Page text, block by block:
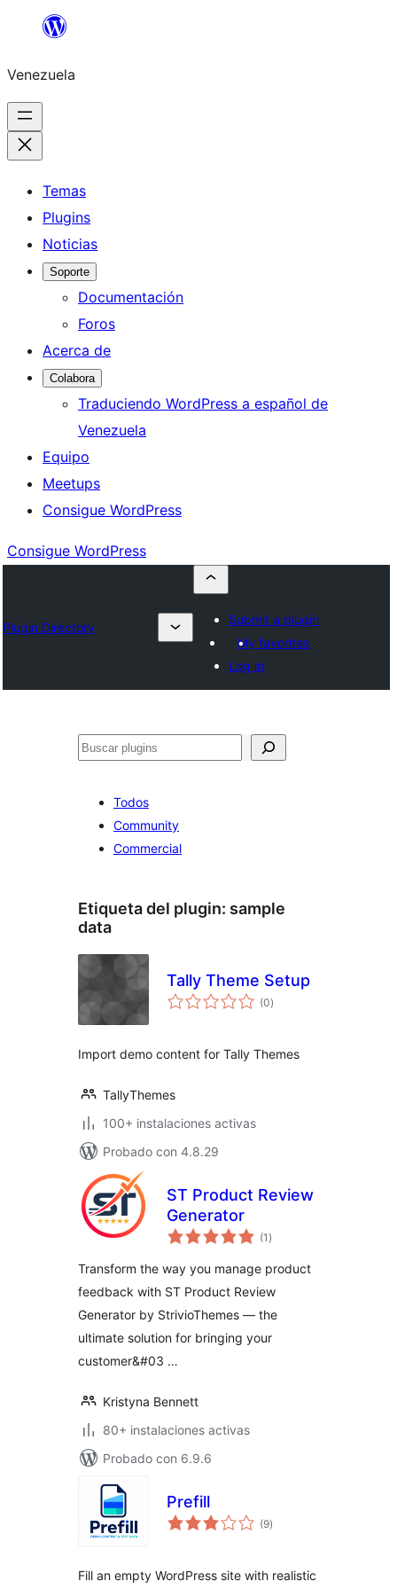
Saltar
contenido
Venezuela
Temas
Plugins
Noticias
Soporte
Documentación
Foros
Acerca de
Colabora
Traduciendo WordPress a español de
Venezuela
Equipo
Meetups
Consigue WordPress
Consigue WordPress
Plugin Directory
Submit a plugin
My favorites
Log in
Buscar
Todos
Community
Commercial
Etiqueta del plugin: sample
data
Tally Theme Setup
(0total
de
)
Import demo content for Tally Themes
TallyThemes
100+ instalaciones activas
Probado con 4.8.29
ST Product Review
Generator
(1 total
de
)
Transform the way you manage product
feedback with ST Product Review
Generator by StrivioThemes — the
ultimate solution for bringing your
customer&#03 …
Kristyna Bennett
80+ instalaciones activas
Probado con 6.9.6
Prefill
(9total
de
)
Fill an empty WordPress site with realistic